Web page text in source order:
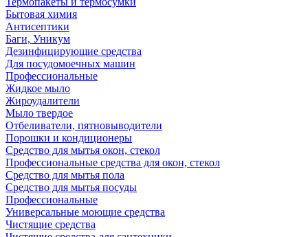
Бытовая химия
Антисептики
Баги, Уникум
Дезинфицирующие средства
Для посудомоечных машин
Профессиональные
Жидкое мыло
Жироудалители
Мыло твердое
Отбеливатели, пятновыводители
Порошки и кондиционеры
Средство для мытья окон, стекол
Профессиональные средства для окон, стекол
Средство для мытья пола
Средство для мытья посуды
Профессиональные
Универсальные моющие средства
Чистящие средства